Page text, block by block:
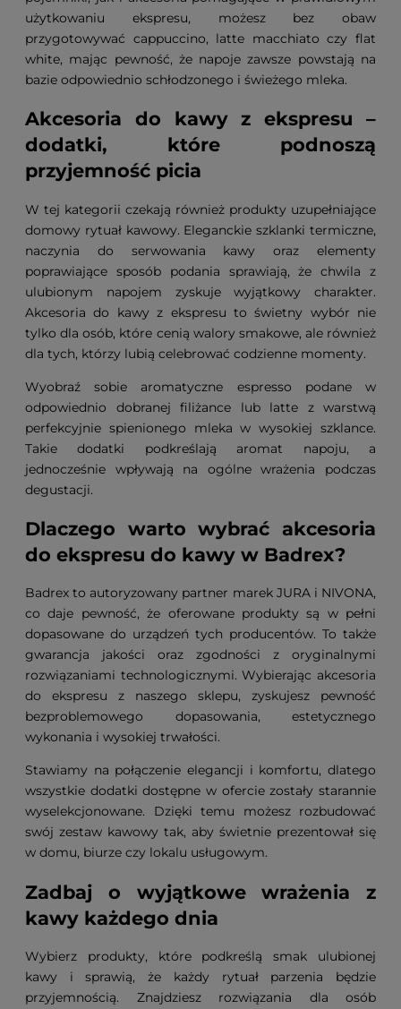
użytkowaniu ekspresu, możesz bez obaw
przygotowywać cappuccino, latte macchiato czy flat
white, mając pewność, że napoje zawsze powstają na
bazie odpowiednio schłodzonego i świeżego mleka.
Akcesoria do kawy z ekspresu –
dodatki, które podnoszą
przyjemność picia
W tej kategorii czekają również produkty uzupełniające
domowy rytuał kawowy. Eleganckie szklanki termiczne,
naczynia do serwowania kawy oraz elementy
poprawiające sposób podania sprawiają, że chwila z
ulubionym napojem zyskuje wyjątkowy charakter.
Akcesoria do kawy z ekspresu to świetny wybór nie
tylko dla osób, które cenią walory smakowe, ale również
dla tych, którzy lubią celebrować codzienne momenty.
Wyobraź sobie aromatyczne espresso podane w
odpowiednio dobranej filiżance lub latte z warstwą
perfekcyjnie spienionego mleka w wysokiej szklance.
Takie dodatki podkreślają aromat napoju, a
jednocześnie wpływają na ogólne wrażenia podczas
degustacji.
Dlaczego warto wybrać akcesoria
do ekspresu do kawy w Badrex?
Badrex to autoryzowany partner marek JURA i NIVONA,
co daje pewność, że oferowane produkty są w pełni
dopasowane do urządzeń tych producentów. To także
gwarancja jakości oraz zgodności z oryginalnymi
rozwiązaniami technologicznymi. Wybierając akcesoria
do ekspresu z naszego sklepu, zyskujesz pewność
bezproblemowego dopasowania, estetycznego
wykonania i wysokiej trwałości.
Stawiamy na połączenie elegancji i komfortu, dlatego
wszystkie dodatki dostępne w ofercie zostały starannie
wyselekcjonowane. Dzięki temu możesz rozbudować
swój zestaw kawowy tak, aby świetnie prezentował się
w domu, biurze czy lokalu usługowym.
Zadbaj o wyjątkowe wrażenia z
kawy każdego dnia
Wybierz produkty, które podkreślą smak ulubionej
kawy i sprawią, że każdy rytuał parzenia będzie
przyjemnością. Znajdziesz rozwiązania dla osób